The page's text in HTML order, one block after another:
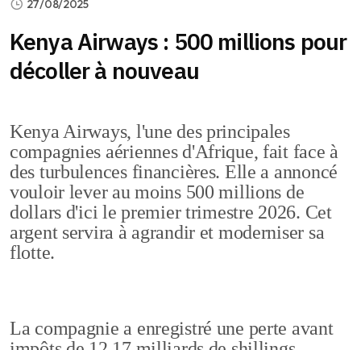
27/08/2025
Kenya Airways : 500 millions pour
décoller à nouveau
Kenya Airways, l'une des principales
compagnies aériennes d'Afrique, fait face à
des turbulences financières. Elle a annoncé
vouloir lever au moins 500 millions de
dollars d'ici le premier trimestre 2026. Cet
argent servira à agrandir et moderniser sa
flotte.
La compagnie a enregistré une perte avant